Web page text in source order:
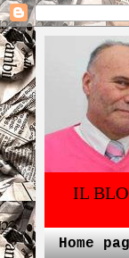
IL
Home